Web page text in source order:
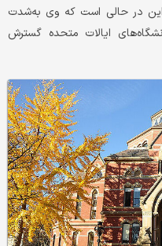
در حالی است که وی به‌شدت
ایالات متحده گسترش